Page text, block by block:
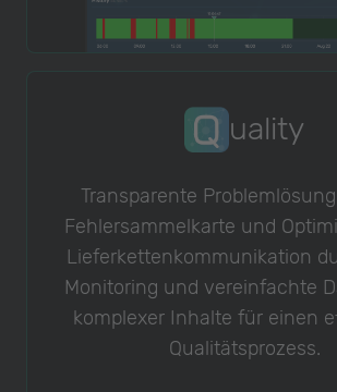
uality
Transparente
Fehlersammelkarte und
Lieferkettenkommunikation
Monitoring und vereinfachte
komplexer Inhalte für einen
Qualitätsprozess.